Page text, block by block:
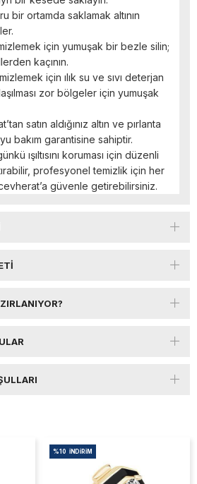
bir ortamda saklamak altının
için yumuşak bir bezle silin;
kaçının.
için ılık su ve sıvı deterjan
zor bölgeler için yumuşak
satın aldığınız altın ve pırlanta
bakım garantisine sahiptir.
ışıltısını koruması için düzenli
profesyonel temizlik için her
güvenle getirebilirsiniz.
%10 İNDIRIM